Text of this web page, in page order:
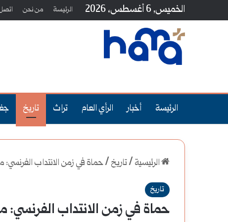
الخميس, 6 أغسطس، 2026 الرئيسة من نحن اتصل
الرئيسة أخبار الرأي العام تراث تاريخ
الرئيسية /تاريخ /حماة في زمن الانتداب الفرنسي:
تاريخ
حماة في زمن الانتداب الفرنسي: